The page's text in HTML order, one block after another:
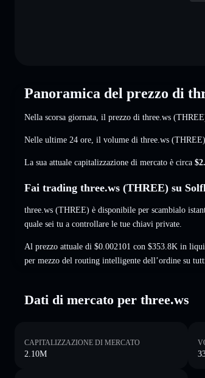
Panoramica del prezzo di
Nella scorsa giornata, il prezzo di three.ws
Nelle ultime 24 ore, il volume di three.ws
La sua attuale capitalizzazione di mercato è circa
Fai trading three.ws (THREE) su
three.ws (THREE) è disponibile per scambialo
quale sei tu a controllare le tue chiavi private.
Al prezzo attuale di $0.002101 con $353.8K in
per mezzo del routing intelligente dell’ordine su
Dati di mercato per three.ws
CAPITALIZZAZIONE DI MERCATO
2.10M